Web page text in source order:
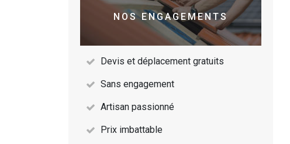
NOS ENGAGEMENTS
Devis et déplacement gratuits
Sans engagement
Artisan passionné
Prix imbattable